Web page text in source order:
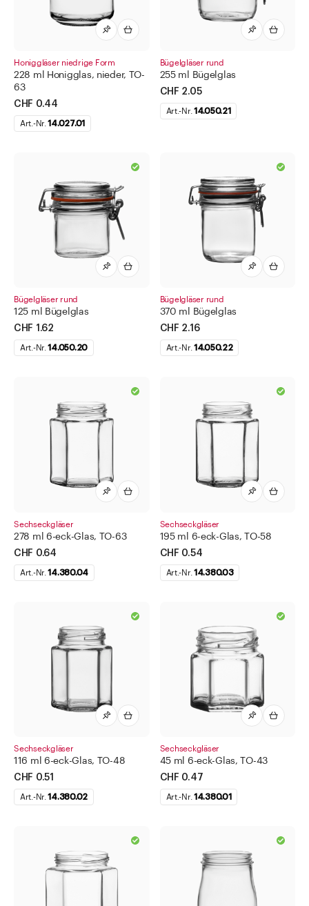
Honiggläser niedrige Form
228 ml Honigglas, nieder, TO-
63
CHF 0.44
Art.-Nr.14.027.01
Bügelgläser rund
255 ml Bügelglas
CHF 2.05
Art.-Nr. 14.050.21
Bügelgläser rund
125 ml Bügelglas
CHF 1.62
Art.-Nr.14.050.20
Bügelgläser rund
370 ml Bügelglas
CHF 2.16
Art.-Nr. 14.050.22
Sechseckgläser
278 ml 6-eck-Glas, TO-63
CHF 0.64
Art.-Nr.14.380.04
Sechseckgläser
195 ml 6-eck-Glas, TO-58
CHF 0.54
Art.-Nr. 14.380.03
Sechseckgläser
116 ml 6-eck-Glas, TO-48
CHF 0.51
Art.-Nr.14.380.02
Sechseckgläser
45 ml 6-eck-Glas, TO-43
CHF 0.47
Art.-Nr. 14.380.01